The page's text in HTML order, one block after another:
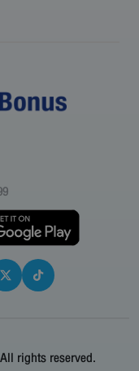
rights reserved.